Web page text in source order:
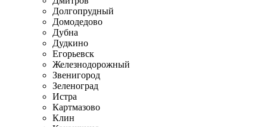
Долгопрудный
Домодедово
Дубна
Дудкино
Егорьевск
Железнодорожный
Звенигород
Зеленоград
Истра
Картмазово
Клин